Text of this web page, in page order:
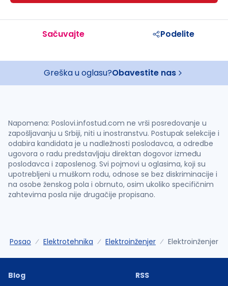
Sačuvajte Podelite
Greška u oglasu?Obavestite nas
Napomena: Poslovi.infostud.com ne vrši posredovanje u
zapošljavanju u Srbiji, niti u inostranstvu. Postupak selekcije i
odabira kandidata je u nadležnosti poslodavca, a odredbe
ugovora o radu predstavljaju direktan dogovor između
poslodavca i zaposlenog. Svi pojmovi u oglasima, koji su
upotrebljeni u muškom rodu, odnose se bez diskriminacije i
na osobe ženskog pola i obrnuto, osim ukoliko specifičnim
zahtevima posla nije drugačije propisano.
Posao Elektrotehnika Elektroinženjer Elektroinženjer
Blog
RSS